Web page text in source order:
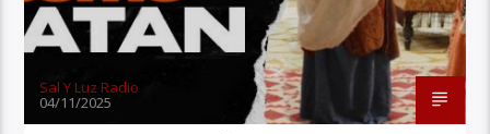
Sal Y Luz Radio
04/11/2025